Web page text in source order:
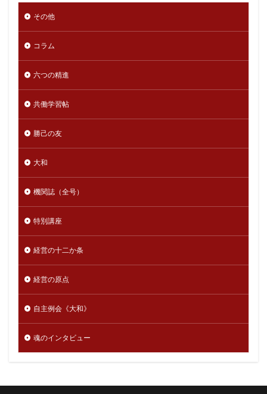
その他
コラム
六つの精進
共働学習帖
勝己の友
大和
機関誌（全号）
特別講座
経営の十二か条
経営の原点
自主例会《大和》
魂のインタビュー